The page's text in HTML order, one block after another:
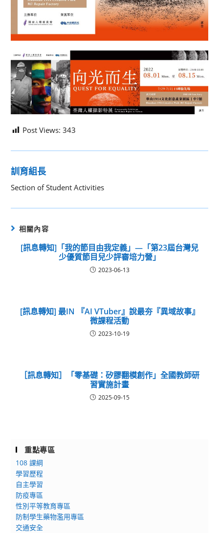
Post Views: 343
訓育組長
Section of Student Activities
相關內容
[訊息轉知]「我的節目由我定義」—「第23屆台灣兒
少優質節目兒少評審培力營」
2023-06-13
[訊息轉知] 最IN 『AI VTuber』說最夯『異域故事』
微課程活動
2023-10-19
［訊息轉知］「零基礎：矽膠翻模創作」全國教師研
習實施計畫
2025-09-15
重點專區
108 課綱
學習歷程
自主學習
防疫專區
性別平等教育專區
防制學生藥物濫用專區
交通安全